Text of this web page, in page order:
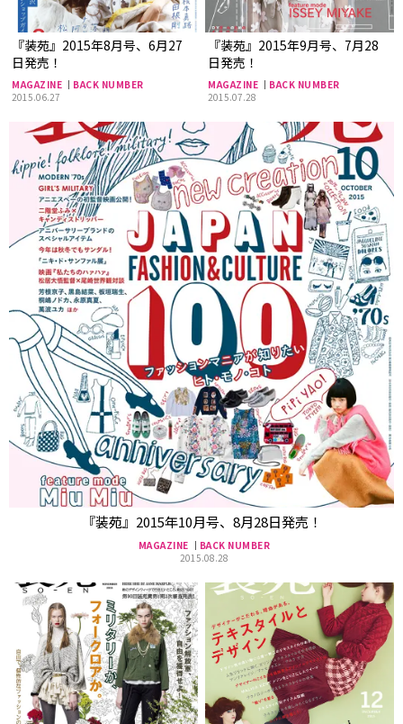
『装苑』2015年8月号、6月27
日発売！
MAGAZINE
BACK NUMBER
2015.06.27
『装苑』2015年9月号、7月28
日発売！
MAGAZINE
BACK NUMBER
2015.07.28
『装苑』2015年10月号、8月28日発売！
MAGAZINE
BACK NUMBER
2015.08.28